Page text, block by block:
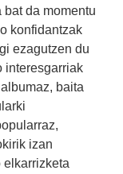
da momentu
konfidantzak
ezagutzen du
interesgarriak
baita
izan
elkarrizketa